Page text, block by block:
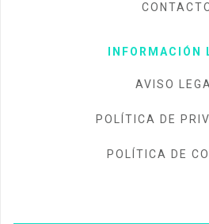
INFORMACIÓN
AVISO
POLÍTICA DE
POLÍTICA DE